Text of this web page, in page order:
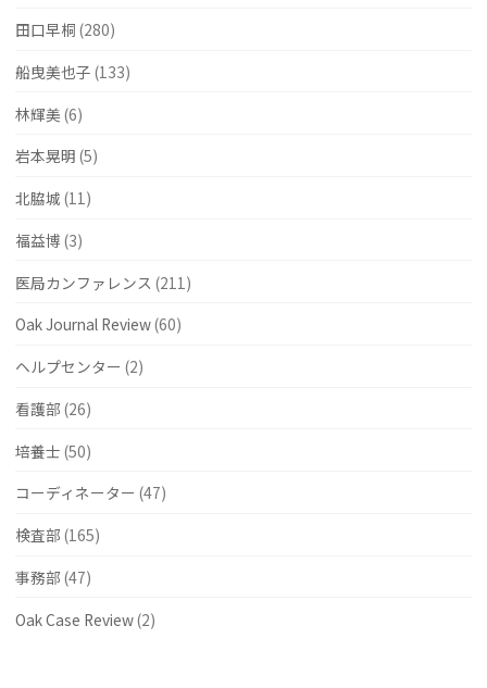
田口早桐 (280)
船曳美也子 (133)
林輝美 (6)
岩本晃明 (5)
北脇城 (11)
福益博 (3)
医局カンファレンス (211)
Oak Journal Review(60)
ヘルプセンター (2)
看護部 (26)
培養士 (50)
コーディネーター (47)
検査部 (165)
事務部 (47)
Oak Case Review(2)